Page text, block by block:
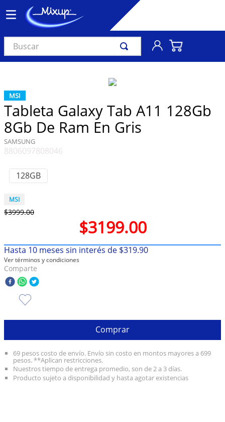
Buscar
MSI
Tableta Galaxy Tab A11 128Gb
8Gb De Ram En Gris
SAMSUNG
8806097808046
128GB
MSI
$3999.00
$3199.00
Hasta 10 meses sin interés de $319.90
Ver términos y condiciones
Comparte
Comprar
69 pesos costo de envío. Envío sin costo en montos mayores a 699
pesos. **Aplican restricciones.
Nuestros tiempo de entrega promedio, son de 2 a 3 días.
Producto sujeto a disponibilidad y hasta agotar existencias
3.
audífonos
4.
madonna
5.
ariana grande
6.
taylor swift